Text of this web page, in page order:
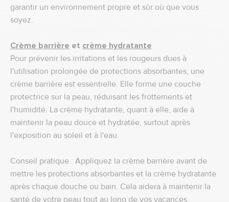
garantir un environnement propre et sûr où que vous
soyez.
Crème barrière et crème hydratante
Pour prévenir les irritations et les rougeurs dues à
l'utilisation prolongée de protections absorbantes, une
crème barrière est essentielle. Elle forme une couche
protectrice sur la peau, réduisant les frottements et
l'humidité. La crème hydratante, quant à elle, aide à
maintenir la peau douce et hydratée, surtout après
l'exposition au soleil et à l'eau.
Conseil pratique : Appliquez la crème barrière avant de
mettre les protections absorbantes et la crème hydratante
après chaque douche ou bain. Cela aidera à maintenir la
santé de votre peau tout au long de vos vacances.